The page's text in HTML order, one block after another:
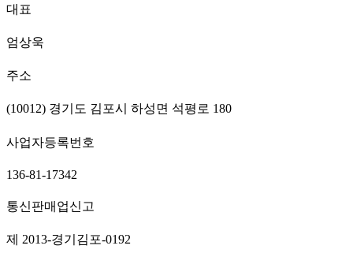
대표
엄상욱
주소
(10012) 경기도 김포시 하성면 석평로 180
사업자등록번호
136-81-17342
통신판매업신고
제 2013-경기김포-0192